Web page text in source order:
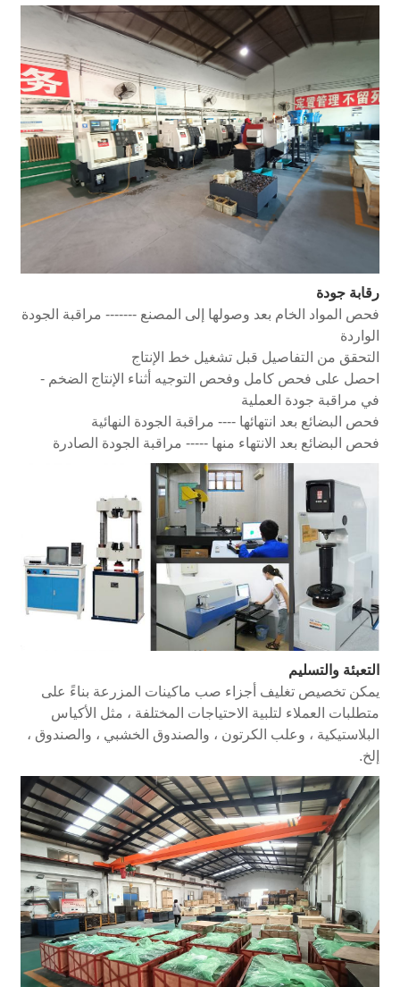
رقابة جودة
فحص المواد الخام بعد وصولها إلى المصنع ------- مراقبة الجودة
الواردة
التحقق من التفاصيل قبل تشغيل خط الإنتاج
احصل على فحص كامل وفحص التوجيه أثناء الإنتاج الضخم -
في مراقبة جودة العملية
فحص البضائع بعد انتهائها ---- مراقبة الجودة النهائية
فحص البضائع بعد الانتهاء منها ----- مراقبة الجودة الصادرة
التعبئة والتسليم
يمكن تخصيص تغليف أجزاء صب ماكينات المزرعة بناءً على
متطلبات العملاء لتلبية الاحتياجات المختلفة ، مثل الأكياس
البلاستيكية ، وعلب الكرتون ، والصندوق الخشبي ، والصندوق ،
إلخ.